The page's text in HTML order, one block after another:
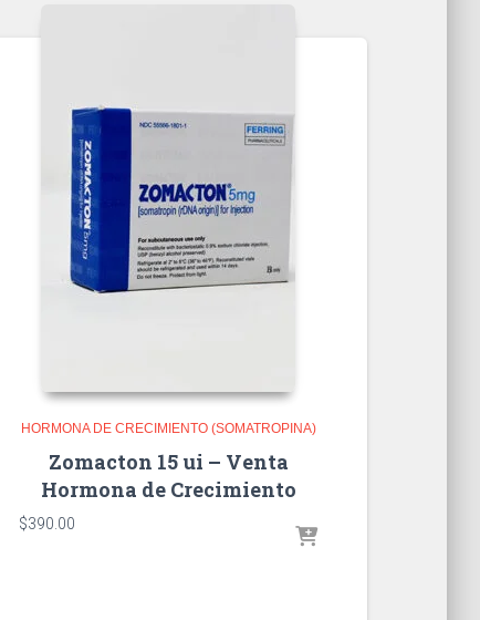
HORMONA DE CRECIMIENTO (SOMATROPINA)
Zomacton 15 ui – Venta
Hormona de Crecimiento
$390.00